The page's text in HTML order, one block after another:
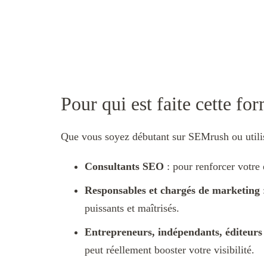
Pour qui est faite cette
Que vous soyez débutant sur SEMrush ou
Consultants SEO : pour renforcer votre
Responsables et chargés de marketing
puissants et maîtrisés.
Entrepreneurs, indépendants, éditeurs
peut réellement booster votre visibilité.